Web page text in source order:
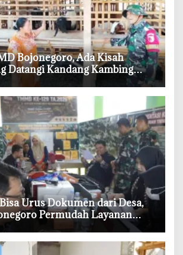
Bojonegoro, Ada Kisah
Datangi Kandang Kambing
Keluh Warga
Urus Dokumen dari Desa,
Permudah Layanan